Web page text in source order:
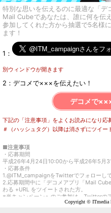
特別な思いを伝えるのに最適な「デ
Mail Cubeであなたは、誰に何を伝
参加してくれた方から抽選で5名様
ます！
1：
別ウィンドウが開きます
2：デコメで×××を伝えたい！
デコメで
下記の「注意事項」をよくお読みになり応
＃（ハッシュタグ）以降は消さずにツイー
■注意事項
・応募期間
平成26年4月24日10:00から平成26年5月
・応募条件
1.@ITM_campaignをTwitterでフォローして
2.応募期間中に「デコメアプリ「Mail
わる +URL をツイートされた方。
※当キャンペーンへのご参加は、Twitterの
※お一人様何度でもご応募いただけます。
Copyright © ITmedia